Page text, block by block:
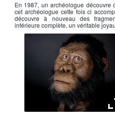
En 1987, un archéologue découvre
cet archéologue cette fois ci
découvre à nouveau des
inférieure complète, un véritable